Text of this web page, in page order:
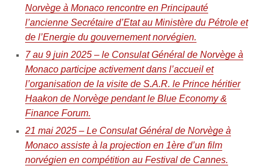
Norvège à Monaco rencontre en Principauté
l’ancienne Secrétaire d’Etat au Ministère du Pétrole et
de l’Energie du gouvernement norvégien.
7 au 9 juin 2025 – le Consulat Général de Norvège à
Monaco participe activement dans l’accueil et
l’organisation de la visite de S.A.R. le Prince héritier
Haakon de Norvège pendant le Blue Economy &
Finance Forum.
21 mai 2025 – Le Consulat Général de Norvège à
Monaco assiste à la projection en 1ère d’un film
norvégien en compétition au Festival de Cannes.